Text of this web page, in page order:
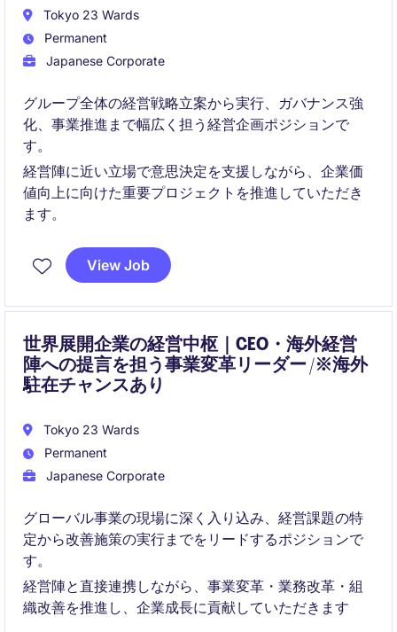
Tokyo 23 Wards
Permanent
Japanese Corporate
グループ全体の経営戦略立案から実行、ガバナンス強
化、事業推進まで幅広く担う経営企画ポジションで
す。
経営陣に近い立場で意思決定を支援しながら、企業価
値向上に向けた重要プロジェクトを推進していただき
ます。
View Job
世界展開企業の経営中枢｜CEO・海外経営
陣への提言を担う事業変革リーダー /※海外
駐在チャンスあり
Tokyo 23 Wards
Permanent
Japanese Corporate
グローバル事業の現場に深く入り込み、経営課題の特
定から改善施策の実行までをリードするポジションで
す。
経営陣と直接連携しながら、事業変革・業務改革・組
織改善を推進し、企業成長に貢献していただきます